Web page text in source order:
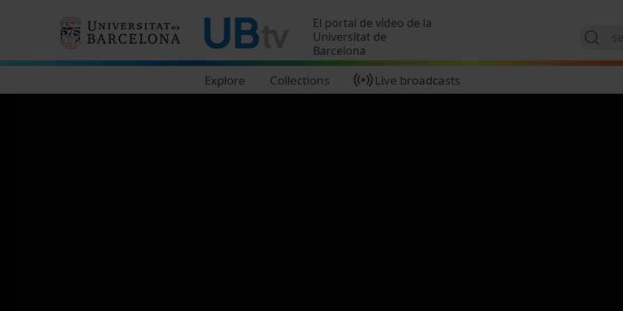
El portal de vídeo de la
Universitat de
Barcelona
Explore Collections Live broadcasts